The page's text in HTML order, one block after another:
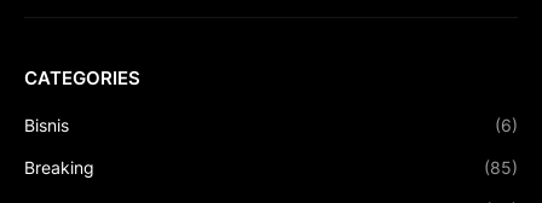
CATEGORIES
Bisnis (6)
Breaking (85)